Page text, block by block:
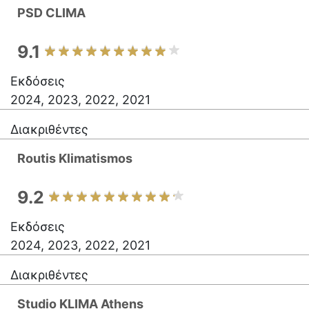
PSD CLIMA
9.1
Εκδόσεις
2024, 2023, 2022, 2021
Διακριθέντες
Routis Klimatismos
9.2
Εκδόσεις
2024, 2023, 2022, 2021
Διακριθέντες
Studio KLIMA Athens